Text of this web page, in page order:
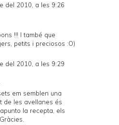
del 2010, a les 9:26
!!! I també que
petits i preciosos :O)
del 2010, a les 9:29
em semblen una
de les avellanes és
la recepta, els